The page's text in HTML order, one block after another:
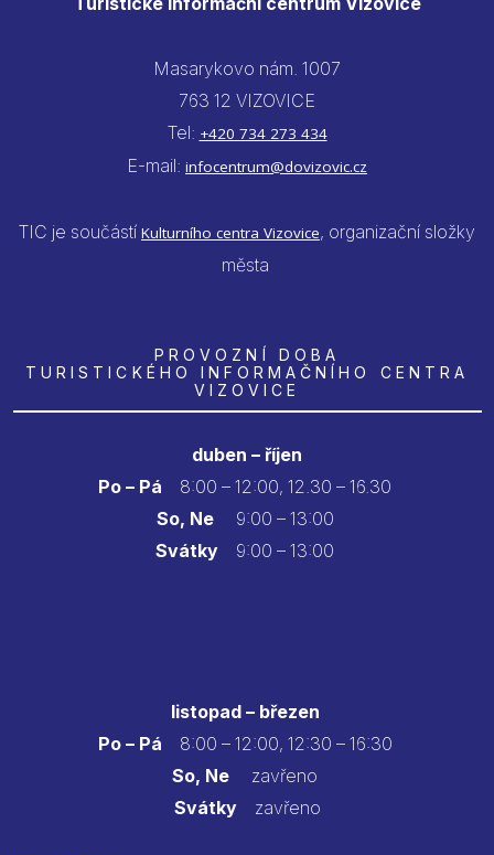
Masarykovo nám. 1007
763 12 VIZOVICE
Tel: +420 734 273 434
E-mail: infocentrum@dovizovic.cz
TIC je součástí Kulturního centra Vizovice, organizační složky
města
PROVOZNÍ DOBA
TURISTICKÉHO INFORMAČNÍHO CENTRA
VIZOVICE
duben – říjen
Po – Pá
8:00 – 12:00, 12.30 – 16.30
So, Ne9:00 – 13:00
Svátky 9:00 – 13:00
listopad – březen
Po – Pá 8:00 – 12:00, 12:30 – 16:30
So, Ne zavřeno
Svátkyzavřeno